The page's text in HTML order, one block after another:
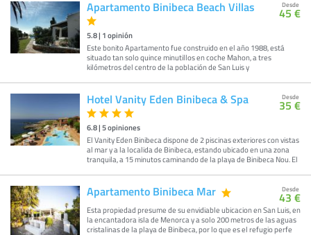
Apartamento Binibeca Beach Villas
5.8| 1opinión
Este bonito Apartamento fue construido en el año 1988, está
situado tan solo quince minutillos en coche Mahon, a tres
kilómetros del centro de la población de San Luis y
Desde
45 €
Hotel Vanity Eden Binibeca & Spa
6.8|5opiniones
El Vanity Eden Binibeca dispone de 2 piscinas exteriores con vistas
al mar y a la localida de Binibeca, estando ubicado en una zona
tranquila, a 15 minutos caminando de la playa de Binibeca Nou. El
Desde
35 €
Apartamento Binibeca Mar
Esta propiedad presume de su envidiable ubicacion en San Luis, en
la encantadora isla de Menorca y a solo 200 metros de las aguas
cristalinas de la playa de Binibeca, por lo que es el refugio perfe
Desde
43 €